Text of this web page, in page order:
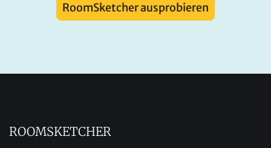
RoomSketcher ausprobieren
ROOMSKETCHER